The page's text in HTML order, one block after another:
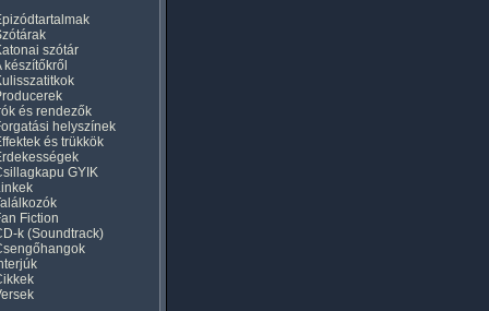
szótár
készítőkről
és rendezők
helyszínek
és trükkök
GYIK
Fiction
k (Soundtrack)